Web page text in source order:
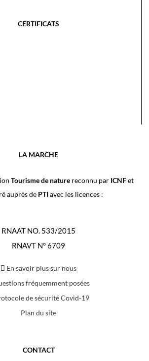
CERTIFICATS
LA MARCHE
Tourisme de nature reconnu par ICNFet
auprès de PTIavec les licences :
RNAAT NO. 533/2015
RNAVT N° 6709
En savoir plus sur nous
fréquemment posées
de sécurité Covid-19
Plan du site
CONTACT